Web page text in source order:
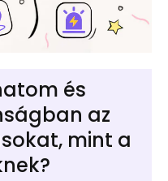
és
az
mint a